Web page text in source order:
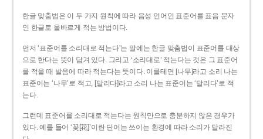
한글 맞춤법은 이 두 가지 원칙에 따라 음성 언어인 표준어를 표음 문자
인 한글로 올바르게 적는 방법이다.
먼저 ‘표준어를 소리대로 적는다’는 말에는 한글 맞춤법이 표준어를 대상
으로 한다는 뜻이 담겨 있다. 그리고 ‘소리대로’ 적는다는 것은 그 표준어
를 적을 때 발음에 따라 적는다는 뜻이다. 이를테면 [나무]라고 소리 나는
표준어는 ‘나무’로 적고, [달리다]라고 소리 나는 표준어는 ‘달리다’로 적
는다.
그런데 표준어를 소리대로 적는다는 원칙만으로 충분하지 않은 경우가
있다. 예를 들어 ‘꽃[花]’이란 단어는 쓰이는 환경에 따라 소리가 달라진